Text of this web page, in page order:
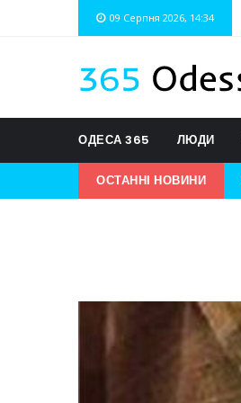
09 Серпня 2026, 14:34
ОДЕСА 365 ЛЮДИ
ОСТАННІ НОВИНИ